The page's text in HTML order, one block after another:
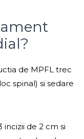
de MPFL trec
spinal) si sedare
incizii de 2 cm si